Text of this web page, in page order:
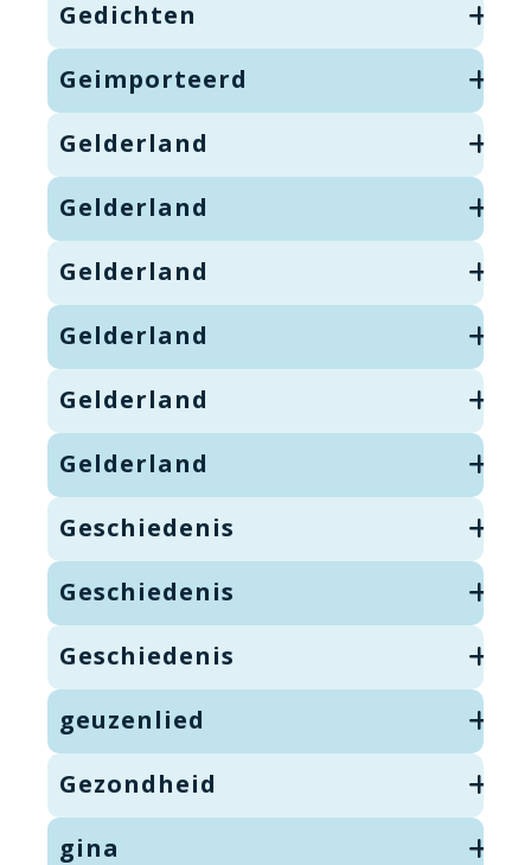
Gedichten
Geimporteerd
Gelderland
Gelderland
Gelderland
Gelderland
Gelderland
Gelderland
Geschiedenis
Geschiedenis
Geschiedenis
geuzenlied
Gezondheid
gina